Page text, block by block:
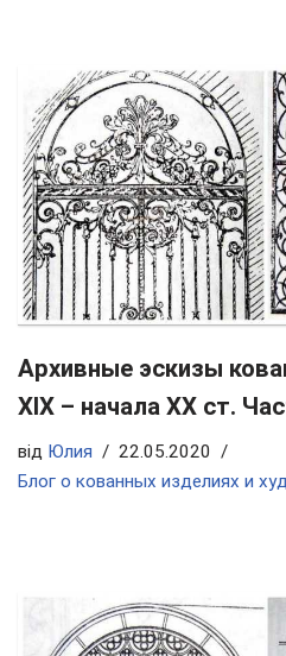
Архивные эскизы
ХIX – начала ХХ ст.
від Юлия
22.05.2020
Блог о кованных изделиях и